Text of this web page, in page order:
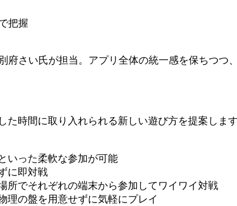
把握
さい氏が担当。アプリ全体の統一感を保ちつつ
時間に取り入れられる新しい遊び方を提案します
いった柔軟な参加が可能
に即対戦
所でそれぞれの端末から参加してワイワイ対戦
理の盤を用意せずに気軽にプレイ